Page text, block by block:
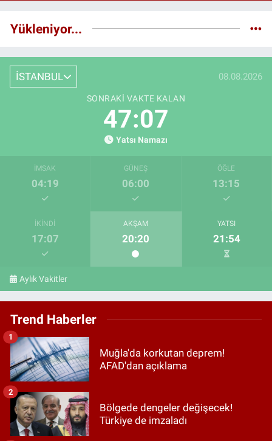
Yükleniyor...
İSTANBUL 08.08.2026
SONRAKI VAKTE KALAN
47:06
Yatsı Namazı
İMSAK
04:19
GÜNEŞ
06:00
ÖĞLE
13:15
İKINDI
17:07
AKŞAM
20:20
YATSI
21:54
Aylık Vakitler
Trend Haberler
Muğla'da korkutan deprem!
AFAD'dan açıklama
1
Bölgede dengeler değişecek!
Türkiye de imzaladı
2